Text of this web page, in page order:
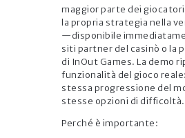
maggior parte dei
la propria strategia nella
—disponibile
siti partner del casinò o la
di InOut Games. La demo
funzionalità del gioco
stessa progressione del
stesse opzioni di difficoltà.
Perché è importante: